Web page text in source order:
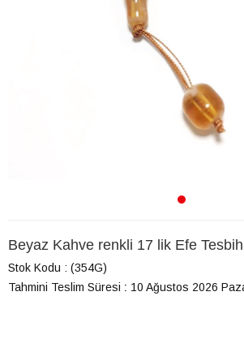
Beyaz Kahve renkli 17 lik Efe Tesbih
Stok Kodu
(354G)
Tahmini Teslim Süresi : 10 Ağustos 2026